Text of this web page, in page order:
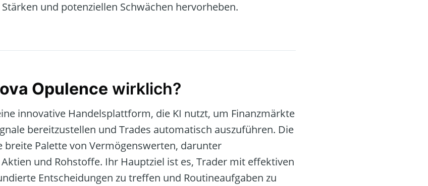
und potenziellen Schwächen hervorheben.
Opulence wirklich?
innovative Handelsplattform, die KI nutzt, um Finanzmärkte
bereitzustellen und Trades automatisch auszuführen. Die
Palette von Vermögenswerten, darunter
und Rohstoffe. Ihr Hauptziel ist es, Trader mit effektiven
Entscheidungen zu treffen und Routineaufgaben zu